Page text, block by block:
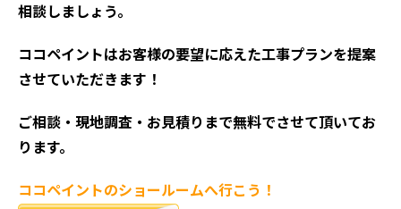
相談しましょう。
ココペイントはお客様の要望に応えた工事プランを提案
させていただきます！
ご相談・現地調査・お見積りまで無料でさせて頂いてお
ります。
ココペイントのショールームへ行こう！